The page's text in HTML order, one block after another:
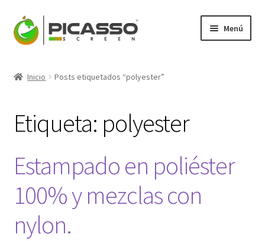
Ir
a
Ir
al
Menú
Mi Cuenta
Contacto
Inicio Posts etiquetados “polyester”
Etiqueta: polyester
Estampado en poliéster
100% y mezclas con
nylon.